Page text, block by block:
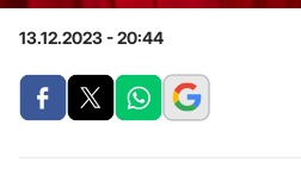
13.12.2023 - 20:44